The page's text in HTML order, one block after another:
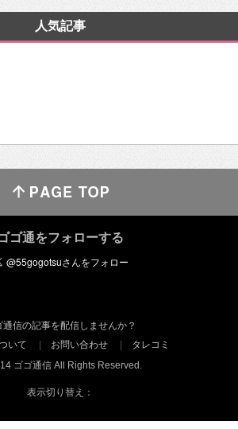
人気記事
ゴ通をフォローする
通信の記事を配信しませんか？
いて
お問い合わせ
タレコミ
ゴゴ通信 All Rights Reserved.
表示切り替え：